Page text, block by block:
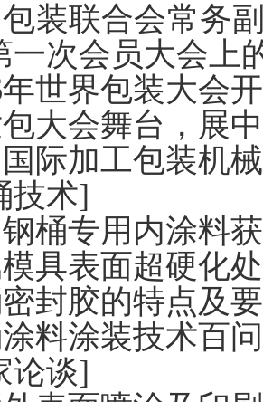
装联合会常务
一次会员大会上
年世界包装大会
大会舞台，展
际加工包装机
技术]
桶专用内涂料
具表面超硬化
封胶的特点及
料涂装技术百
论谈]